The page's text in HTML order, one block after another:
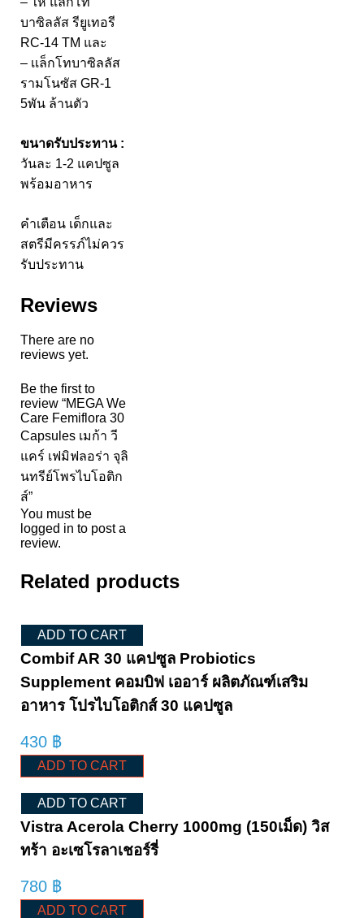
บาซิลลัส รียูเทอรี
RC-14 TM และ
– เเล็กโทบาซิลลัส
รามโนซัส GR-1
5พัน ล้านตัว
ขนาดรับประทาน :
วันละ 1-2 แคปซูล
พร้อมอาหาร
คำเตือน เด็กและ
สตรีมีครรภ์ไม่ควร
รับประทาน
Reviews
There are no
reviews yet.
Be the first to
review “MEGA We
Care Femiflora 30
Capsules เมก้า วี
แคร์ เฟมิฟลอร่า จุลิ
นทรีย์โพรไบโอติก
ส์”
You must be
logged in to post a
review.
Related products
ADD TO CART
Combif AR 30 แคปซูล Probiotics
Supplement คอมบิฟ เออาร์ ผลิตภัณฑ์เสริม
อาหาร โปรไบโอติกส์ 30 แคปซูล
430 ฿
ADD TO CART
ADD TO CART
Vistra Acerola Cherry 1000mg (150เม็ด) วิส
ทร้า อะเซโรลาเชอร์รี่
780 ฿
ADD TO CART